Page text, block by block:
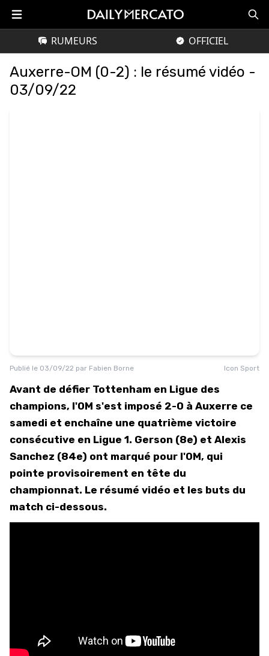
RUMEURS OFFICIEL
Auxerre-OM (0-2) : le résumé vidéo -
03/09/22
Publié le 03/09/22 par Fabien Borne Icon Sport
Avant de défier Tottenham en Ligue des
champions, l'OM s'est imposé 2-0 à Auxerre ce
samedi et enchaîne une quatrième victoire
consécutive en Ligue 1. Gerson (8e) et Alexis
Sanchez (84e) ont marqué pour l'OM, qui
pointe provisoirement en tête du
championnat. Le résumé vidéo et les buts du
match ci-dessous.